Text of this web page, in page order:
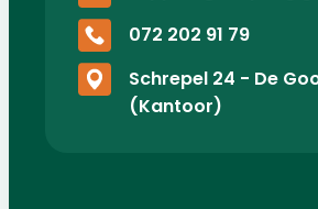
072 202 91 79
Schrepel 24 - De
(Kantoor)